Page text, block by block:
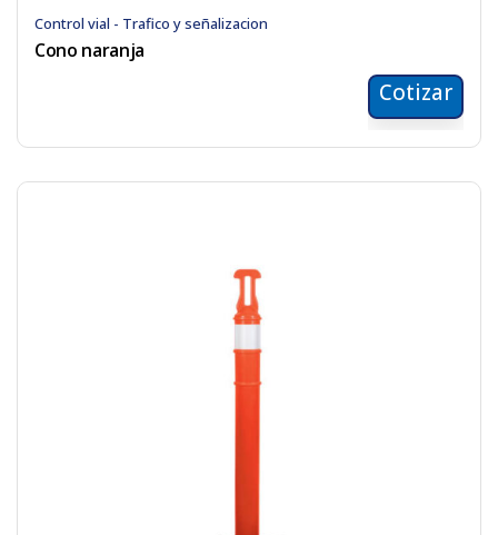
Control vial - Trafico y señalizacion
Cono naranja
Cotizar